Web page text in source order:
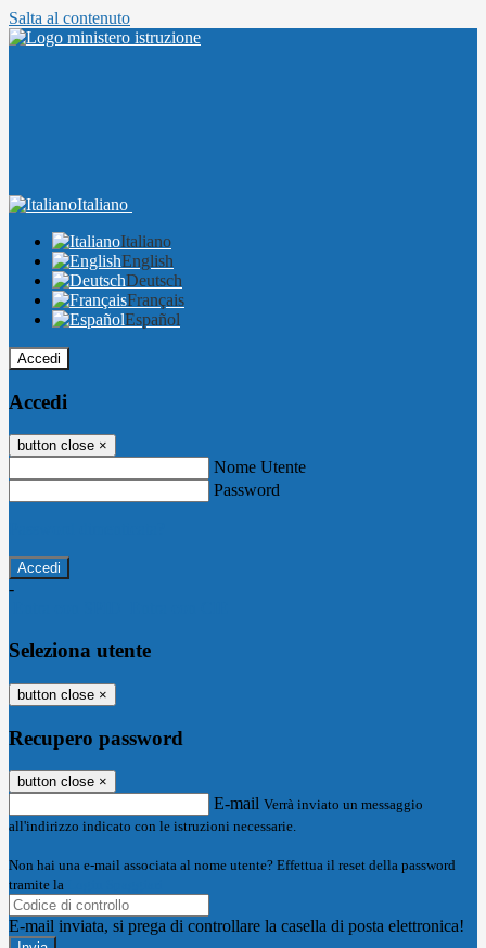
Salta al contenuto
Italiano
Italiano
English
Deutsch
Français
Español
Accedi
Accedi
button close ×
Nome Utente
Password
-
Seleziona utente
button close ×
Recupero password
button close ×
E-mail Verrà inviato un messaggio
all'indirizzo indicato con le istruzioni necessarie.
Non hai una e-mail associata al nome utente? Effettua il reset della password
tramite la
E-mail inviata, si prega di controllare la casella di posta elettronica!